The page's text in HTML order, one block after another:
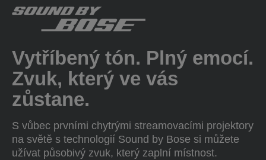
Vytříbený tón. Plný emocí.
Zvuk, který ve vás
zůstane.
S vůbec prvními chytrými streamovacími projektory
na světě s technologií Sound by Bose si můžete
užívat působivý zvuk, který zaplní místnost.